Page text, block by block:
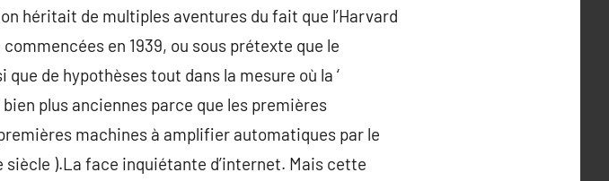
héritait de multiples aventures du fait que l’Harvard
en 1939, ou sous prétexte que le
de hypothèses tout dans la mesure où la ‘
plus anciennes parce que les premières
machines à amplifier automatiques par le
).La face inquiétante d’internet. Mais cette